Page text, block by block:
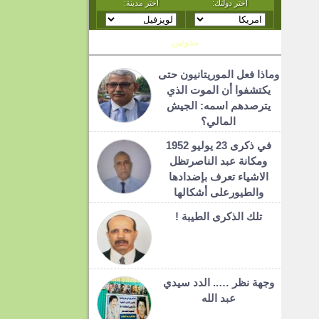
مدونين
وماذا فعل الموريتانيون حتى
يكتشفوا أن الموت الذي
يترصدهم اسمه: الجيش
المالي؟
في ذكرى 23 يوليو 1952
ومكانة عبد الناصرتظل
الاشياء تعرف بإضدادها
والطيورعلى أشكالها
تلك الذكرى الطيبة !
وجهة نظر ….. الدد سيدي
عبد الله